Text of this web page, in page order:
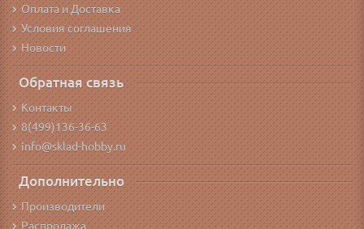
Оплата и Доставка
Условия соглашения
Новости
Обратная связь
Контакты
8(499)136-36-63
info@sklad-hobby.ru
Дополнительно
Производители
Распродажа